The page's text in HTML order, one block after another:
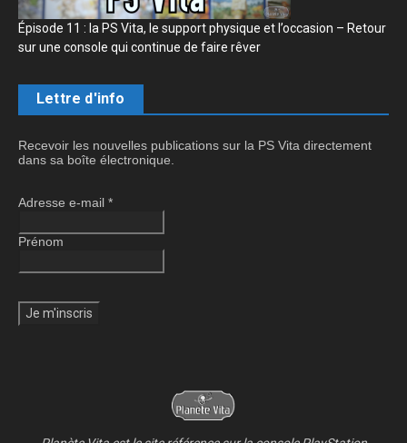
Épisode 11 : la PS Vita, le support physique et l’occasion – Retour
sur une console qui continue de faire rêver
Lettre d'info
Recevoir les nouvelles publications sur la PS Vita directement
dans sa boîte électronique.
Adresse e-mail *
Prénom